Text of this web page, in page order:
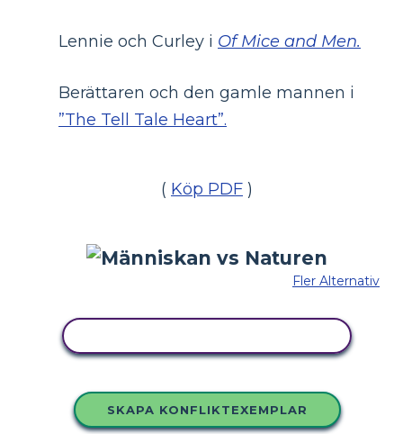
Lennie och Curley i Of Mice and Men.
Berättaren och den gamle mannen i
”The Tell Tale Heart”.
( Köp PDF )
Fler Alternativ
SKAPA KONFLIKTEXEMPLAR